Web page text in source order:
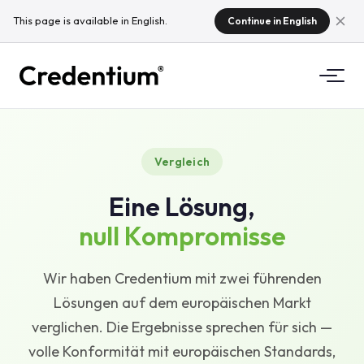
This page is available in English. Continue in English
Warum Credentium
Über CloudTeam
Für Schulungsunternehmen
Was sind Micro-Credentials
Regulierungen
Standards & Integrationen
Vergleich
Eine Lösung,
null Kompromisse
Wir haben Credentium mit zwei führenden
Lösungen auf dem europäischen Markt
verglichen. Die Ergebnisse sprechen für sich —
volle Konformität mit europäischen Standards,